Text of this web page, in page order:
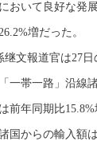
おいて良好な発
増だった。
继文報道官は27
一帯一路」沿線
前年同期比
国からの輸入額